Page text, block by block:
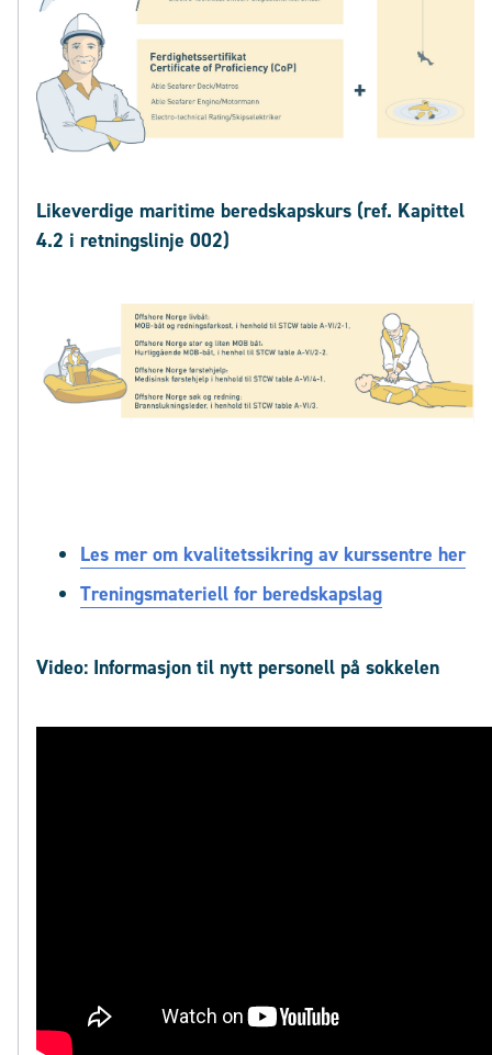
Likeverdige maritime beredskapskurs (ref. Kapittel
4.2 i retningslinje 002)
Les mer om kvalitetssikring av kurssentre her
Treningsmateriell for beredskapslag
Video: Informasjon til nytt personell på sokkelen